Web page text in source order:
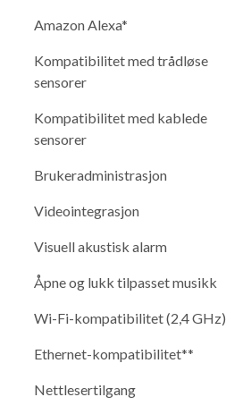
Amazon Alexa*
Kompatibilitet med trådløse
sensorer
Kompatibilitet med kablede
sensorer
Brukeradministrasjon
Videointegrasjon
Visuell akustisk alarm
Åpne og lukk tilpasset musikk
Wi-Fi-kompatibilitet (2,4 GHz)
Ethernet-kompatibilitet**
Nettlesertilgang